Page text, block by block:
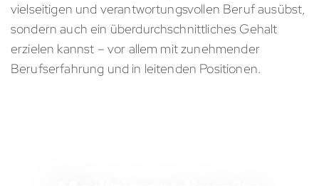
vielseitigen und verantwortungsvollen Beruf ausübst,
sondern auch ein überdurchschnittliches Gehalt
erzielen kannst – vor allem mit zunehmender
Berufserfahrung und in leitenden Positionen.